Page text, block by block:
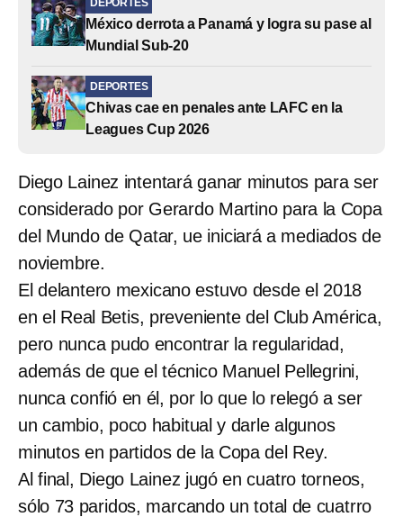
DEPORTES
México derrota a Panamá y logra su pase al
Mundial Sub-20
DEPORTES
Chivas cae en penales ante LAFC en la
Leagues Cup 2026
Diego Lainez intentará ganar minutos para ser
considerado por Gerardo Martino para la Copa
del Mundo de Qatar, ue iniciará a mediados de
noviembre.
El delantero mexicano estuvo desde el 2018
en el Real Betis, preveniente del Club América,
pero nunca pudo encontrar la regularidad,
además de que el técnico Manuel Pellegrini,
nunca confió en él, por lo que lo relegó a ser
un cambio, poco habitual y darle algunos
minutos en partidos de la Copa del Rey.
Al final, Diego Lainez jugó en cuatro torneos,
sólo 73 paridos, marcando un total de cuatrro